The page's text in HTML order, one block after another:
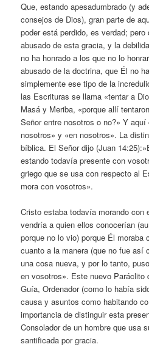
Que, estando apesadumbrado (y
consejos de Dios), gran parte de
poder está perdido, es verdad;
abusado de esta gracia, y la
no ha honrado a los que no lo
abusado de la doctrina, que Él no
simplemente ese tipo de la
las Escrituras se llama «tentar a
Masá y Meriba, «porque allí
Señor entre nosotros o no?» Y
nosotros» y «en nosotros». La
bíblica. El Señor dijo (Juan
estando todavía presente con
griego que se usa con respecto al
mora con vosotros».
Cristo estaba todavía morando con
vendría a quien ellos conocerían
porque no lo vio) porque Él moraba
cuanto a la manera (que no fue así
una cosa nueva, y por lo tanto,
en vosotros». Este nuevo Paráclito
Guía, Ordenador (como lo había
causa y asuntos como habitando
importancia de distinguir esta
Consolador de un hombre que usa
santificada por gracia.